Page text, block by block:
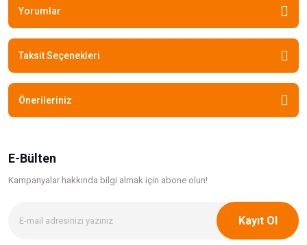
Yorumlar
Taksit Seçenekleri
Önerileriniz
E-Bülten
Kampanyalar hakkında bilgi almak için abone olun!
Kayıt Ol